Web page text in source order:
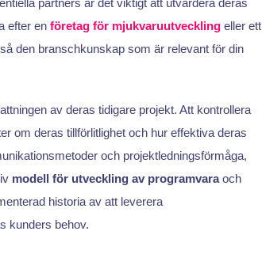
partners är det viktigt att utvärdera deras
efter en företag för mjukvaruutvecklingeller ett
den branschkunskap som är relevant för din
av deras tidigare projekt. Att kontrollera
om deras tillförlitlighet och hur effektiva deras
och projektledningsförmåga,
modell för utveckling av programvaraoch
historia av att leverera
kunders behov.